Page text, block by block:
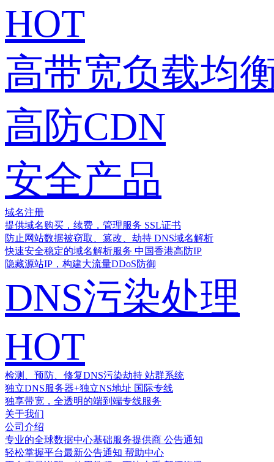
HOT
高带宽负载均
高防CDN
安全产品
域名注册
提供域名购买，续费，管理服务 SSL证书
防止网站数据被窃取、篡改、劫持 DNS域名解析
快速安全稳定的域名解析服务 中国香港高防IP
隐藏源站IP，构建大流量DDoS防御
DNS污染处理
HOT
检测、预防、修复DNS污染劫持 站群系统
独立DNS服务器+独立NS地址 国际专线
独享带宽，全透明的端到端专线服务
关于我们
公司介绍
专业的全球数据中心基础服务提供商 公告通知
轻松掌握平台最新公告通知 帮助中心